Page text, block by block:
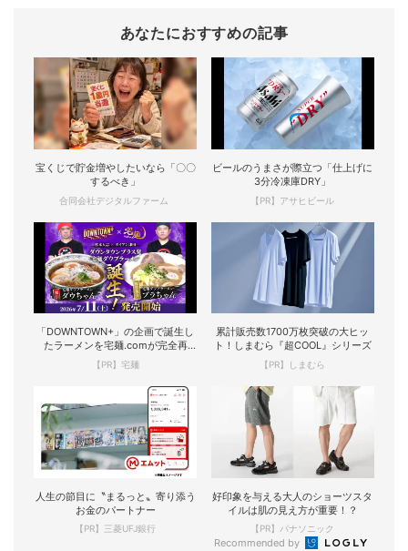
あなたにおすすめの記事
宝くじで貯金増やしたいなら「〇〇
するべき」
合同会社デジタルファーム
ビールのうまさが際立つ「仕上げに
3分冷凍庫DRY」
【PR】アサヒビール
「DOWNTOWN+」の企画で誕生し
たラーメンを宅麺.comが完全再
現！
【PR】宅麺
累計販売数1700万枚突破の大ヒッ
ト！しまむら『超COOL』シリーズ
【PR】しまむら
人生の節目に〝まるっと〟寄り添う
お金のパートナー
【PR】三菱UFJ銀行
好印象を与える大人のショーツスタ
イルは肌の見え方が重要！？
【PR】パナソニック
Recommended by